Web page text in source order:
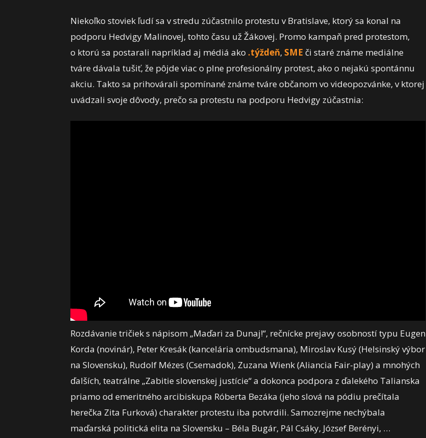
Niekoľko stoviek ľudí sa v stredu zúčastnilo protestu v Bratislave, ktorý sa konal na
podporu Hedvigy Malinovej, tohto času už Žákovej. Promo kampaň pred protestom,
o ktorú sa postarali napríklad aj médiá ako .týždeň, SME či staré známe mediálne
tváre dávala tušiť, že pôjde viac o plne profesionálny protest, ako o nejakú spontánnu
akciu. Takto sa prihovárali spomínané známe tváre občanom vo videopozvánke, v ktorej
uvádzali svoje dôvody, prečo sa protestu na podporu Hedvigy zúčastnia:
Rozdávanie tričiek s nápisom „Maďari za Dunaj!“, rečnícke prejavy osobností typu Eugen
Korda (novinár), Peter Kresák (kancelária ombudsmana), Miroslav Kusý (Helsinský výbor
na Slovensku), Rudolf Mézes (Csemadok), Zuzana Wienk (Aliancia Fair-play) a mnohých
ďalších, teatrálne „Zabitie slovenskej justície“ a dokonca podpora z ďalekého Talianska
priamo od emeritného arcibiskupa Róberta Bezáka (jeho slová na pódiu prečítala
herečka Zita Furková) charakter protestu iba potvrdili. Samozrejme nechýbala
maďarská politická elita na Slovensku – Béla Bugár, Pál Csáky, József Berényi, …